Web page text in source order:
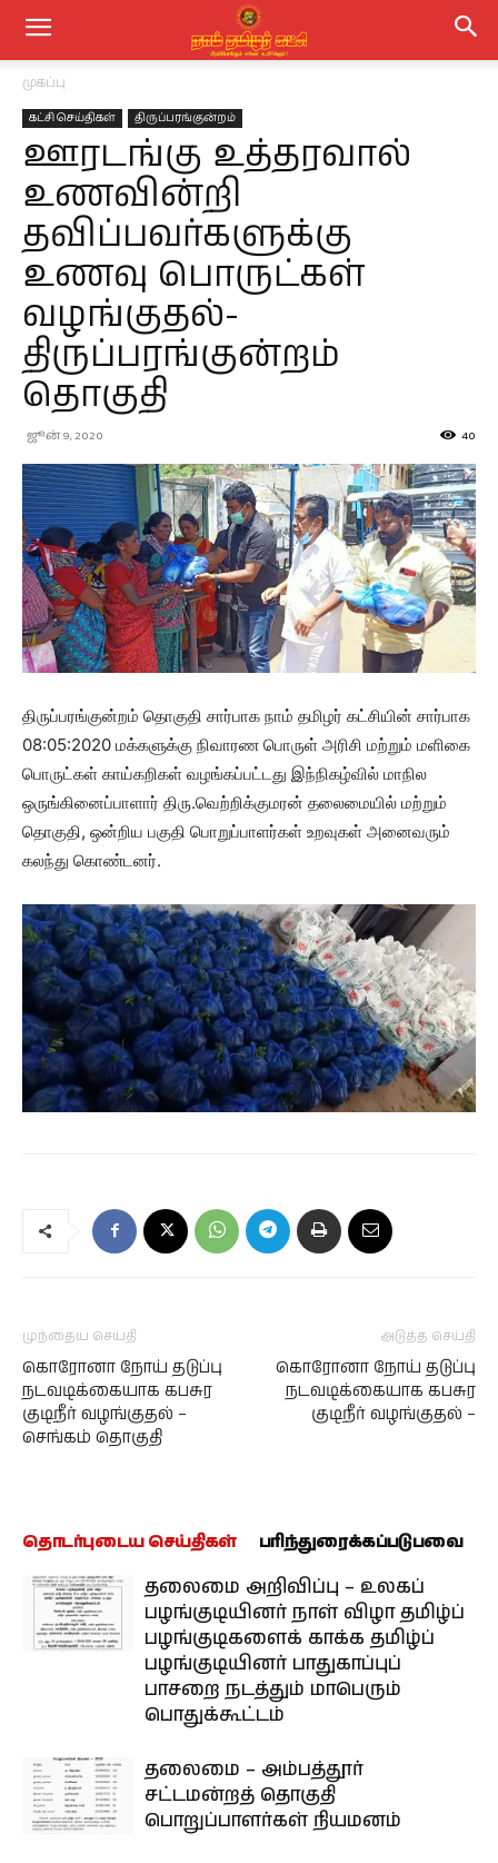
முகப்பு
கட்சி செய்திகள் திருப்பரங்குன்றம்
ஊரடங்கு உத்தரவால்
உணவின்றி
தவிப்பவர்களுக்கு
உணவு பொருட்கள்
வழங்குதல்-
திருப்பரங்குன்றம்
தொகுதி
ஜூன் 9, 2020 40
திருப்பரங்குன்றம் தொகுதி சார்பாக நாம் தமிழர் கட்சியின் சார்பாக
08:05:2020 மக்களுக்கு நிவாரண பொருள் அரிசி மற்றும் மளிகை
பொருட்கள் காய்கறிகள் வழங்கப்பட்டது இந்நிகழ்வில் மாநில
ஒருங்கினைப்பாளார் திரு.வெற்றிக்குமரன் தலைமையில் மற்றும்
தொகுதி, ஒன்றிய பகுதி பொறுப்பாளர்கள் உறவுகள் அனைவரும்
கலந்து கொண்டனர்.
முந்தைய செய்தி
கொரோனா நோய் தடுப்பு
நடவடிக்கையாக கபசுர
குடிநீர் வழங்குதல் –
செங்கம் தொகுதி
அடுத்த செய்தி
கொரோனா நோய் தடுப்பு
நடவடிக்கையாக கபசுர
குடிநீர் வழங்குதல் –
தொடர்புடைய செய்திகள் பரிந்துரைக்கப்படுபவை
தலைமை அறிவிப்பு – உலகப்
பழங்குடியினர் நாள் விழா தமிழ்ப்
பழங்குடிகளைக் காக்க தமிழ்ப்
பழங்குடியினர் பாதுகாப்புப்
பாசறை நடத்தும் மாபெரும்
பொதுக்கூட்டம்
தலைமை – அம்பத்தூர்
சட்டமன்றத் தொகுதி
பொறுப்பாளர்கள் நியமனம்